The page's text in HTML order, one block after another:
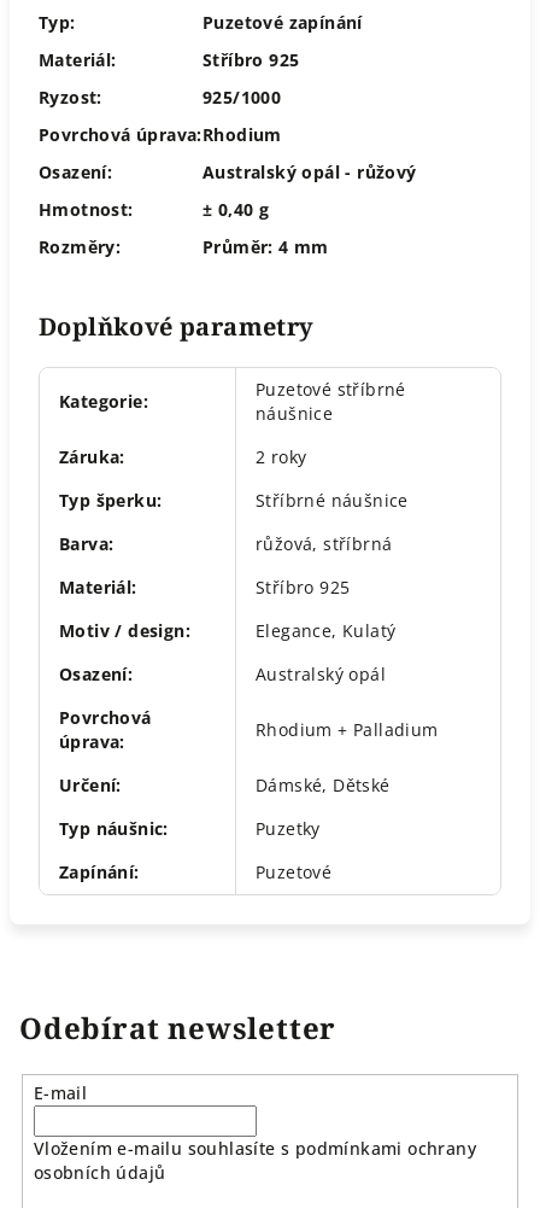
Typ:
Puzetové zapínání
Materiál:
Stříbro 925
Ryzost:
925/1000
Povrchová úprava:Rhodium
Osazení:
Australský opál - růžový
Hmotnost:
± 0,40 g
Rozměry:
Průměr: 4 mm
Doplňkové parametry
Kategorie:
Puzetové stříbrné
náušnice
Záruka:
2 roky
Typ šperku:
Stříbrné náušnice
Barva: růžová,stříbrná
Materiál:
Stříbro 925
Motiv / design: Elegance, Kulatý
Osazení:
Australský opál
Povrchová
úprava:
Rhodium + Palladium
Určení: Dámské, Dětské
Typ náušnic:
Puzetky
Zapínání: Puzetové
Odebírat newsletter
E-mail
Vložením e-mailu souhlasíte s podmínkami ochrany
osobních údajů